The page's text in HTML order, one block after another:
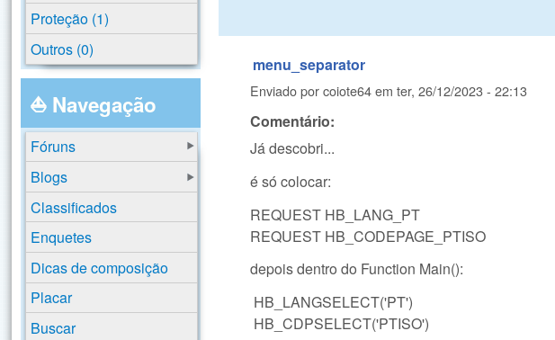
menu_separator
Enviado porcoiote64emter, 26/12/2023 - 22:13
Comentário:
Já descobri...
é só colocar:
REQUEST HB_LANG_PT
REQUEST HB_CODEPAGE_PTISO
depois dentro do Function Main():
HB_LANGSELECT('PT')
HB_CDPSELECT('PTISO')
Proteção (1)
Outros (0)
⛵ Navegação
Fóruns
Blogs
Classificados
Enquetes
Dicas de composição
Placar
Buscar